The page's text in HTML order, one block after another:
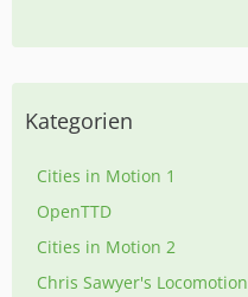
Kategorien
Cities in Motion 1
OpenTTD
Cities in Motion 2
Chris Sawyer's Locomotion